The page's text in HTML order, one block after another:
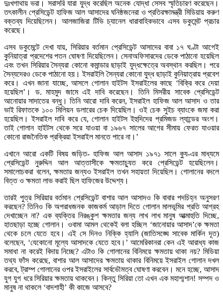
দুঃখগাথায় ভরা। সরাসরি যারা যুদ্ধ করেছিল অনেক যোদ্ধা সেসব স্মৃতিচারণ করেছেন।
তৎকালীন প্রেসিডেন্ট হাফিজ আল আসাদের ঘনিষ্ঠজনেরা ও প্রতিরক্ষামন্ত্রী মিডিয়ায় করুণ
বক্তব্য দিয়েছিলেন। আলজাজিরা টিভি চ্যানেল ধারাবাহিকভাবে এসব ডকুমেন্ট প্রচার
করেছে।
এসব ডকুমেন্টে দেখা যায়, সিরিয়ার বর্তমান প্রেসিডেন্ট আসাদের বাবা ১৭ ঘণ্টা আগেই
কুনিয়াত্রা প্রদেশের পতন ঘোষণা দিয়েছিলেন। সেনাঅফিসারদের ডেকে পাঠানো হয়েছিল
এবং তখন সিরিয়ার সৈন্যরা কোনো কমান্ডার ছাড়াই যুদ্ধক্ষেত্রে অবস্থান করছিল। পরে
সৈন্যদেরও ডেকে পাঠানো হয়। ইসরাইলি সৈন্যরা কোনো যুদ্ধ ছাড়াই কুনিয়াত্রায় প্রবেশ
করে। এখন জানা যাচ্ছে, আসলে গোলান হাইটস ইসরাইলের কাছে ‘বিক্রি করে দেয়া
হয়েছিল’। ড. মাহমুদ জামে এই দাবি করেছেন। তিনি মিসরীয় সাবেক প্রেসিডেন্ট
আনোয়ার সাদাতের বন্ধু। তিনি আরো দাবি করেন, ইসরাইল হাফিজ আল আসাদ ও তার
ভাই রিফাতকে ১০০ মিলিয়ন ডলারের চেক দিয়েছিল। ওই চেক সুইচ ব্যাংকে জমা করা
হয়েছিল। ইসরাইল দাবি করে যে, গোলান হাইটস ইহুদিদের প্রমিজড ল্যান্ডের অংশ।
তাই গোলান হাইটস থেকে সরে যাওয়া বা ১৯৬৭ সালের আগের সীমায় ফেরত যাওয়ার
কোনো রাজনৈতিক প্রক্রিয়া ইসরাইল মানতে পারে না।’
এখানে আরো একটি বিষয় জড়িত- হাফিজ আল আসাদ ১৯৭১ সালে ক্যু-এর মাধ্যমে
প্রেসিডেন্ট নুরুদ্দিন আল আত্তাসীকে ক্ষমতাচ্যুত করে প্রেসিডেন্ট হয়েছিলেন।
সমালোচকরা বলেন, ক্ষমতার জন্যও ইসরাইল তখন সহায়তা দিয়েছিল। গোলানের বদলে
বিত্ত ও ক্ষমতা লাভ করাই ছিল হাফিজের উদ্দেশ্য।
তারই পুত্র সিরিয়ার বর্তমান প্রেসিডেন্ট বাশার আল আসাদও কি বাবার পদচিহ্ন অনুসরণ
করছেন? তিনিও কি অপরাধজনক কাজকর্ম আড়াল দিতে গোলান মালভূমির প্রতি আগ্রহ
দেখাচ্ছেন না? এক ব্যক্তির নিরঙ্কুশ ক্ষমতার জন্য লাখ লাখ মানুষ আত্মাহুতি দিচ্ছে,
হাতছাড়া হচ্ছে গোলান। ওবামা আমল থেকেই বলা হচ্ছিল ‘জানোয়ার আসাদ’কে ক্ষমতা
থেকে চলে যেতে হবে। এই সে দিনও নিক্কি হ্যালি (জাতিসঙ্ঘে সাবেক মার্কিন দূত)
বলেছেন, ‘যেকোনো মূল্যে আসাদকে যেতে হবে।’ আমেরিকানরা কেন এই আরাধ্য কাজ
সমাধা না করেই বিদায় নিচ্ছে? এটাও কি গোলানের বিনিময়ে ক্ষমতায় থাকা নয়? মিডিয়া
তথ্য ফাঁস করেছে, বাশার আল আসাদের ক্ষমতায় থাকার বিনিময়ে ইসরাইল গোলান দখল
করবে, ট্রাম্প গোলানের ওপর ইসরাইলের সার্বভৌমত্ব ঘোষণা করবেন। মনে হচ্ছে, আসাদ
যুগ যুগ ধরে সিরিয়ার ক্ষমতায় থাকবেন। কিন্তু সিরিয়া তো এখন এক মহাশ্মশান! সম্পদ ও
মানুষ না থাকলে ‘বাদশাহী’ কী কাজে আসবে?